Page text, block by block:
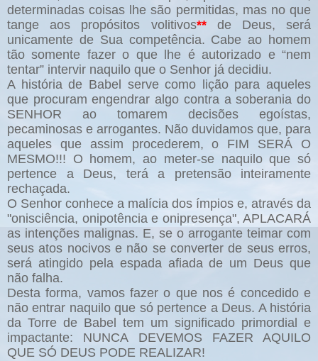
determinadas coisas lhe são permitidas, mas no que
tange aos propósitos volitivos**de Deus, será
unicamente de Sua competência. Cabe ao homem
tão somente fazer o que lhe é autorizado e “nem
tentar” intervir naquilo que o Senhor já decidiu.
A história de Babel serve como lição para aqueles
que procuram engendrar algo contra a soberania do
SENHOR ao tomarem decisões egoístas,
pecaminosas e arrogantes. Não duvidamos que, para
aqueles que assim procederem, o FIM SERÁ O
MESMO!!! O homem, ao meter-se naquilo que só
pertence a Deus, terá a pretensão inteiramente
rechaçada.
O Senhor conhece a malícia dos ímpios e, através da
"onisciência, onipotência e onipresença", APLACARÁ
as intenções malignas. E, se o arrogante teimar com
seus atos nocivos e não se converter de seus erros,
será atingido pela espada afiada de um Deus que
não falha.
Desta forma, vamos fazer o que nos é concedido e
não entrar naquilo que só pertence a Deus. A história
da Torre de Babel tem um significado primordial e
impactante: NUNCA DEVEMOS FAZER AQUILO
QUE SÓ DEUS PODE REALIZAR!